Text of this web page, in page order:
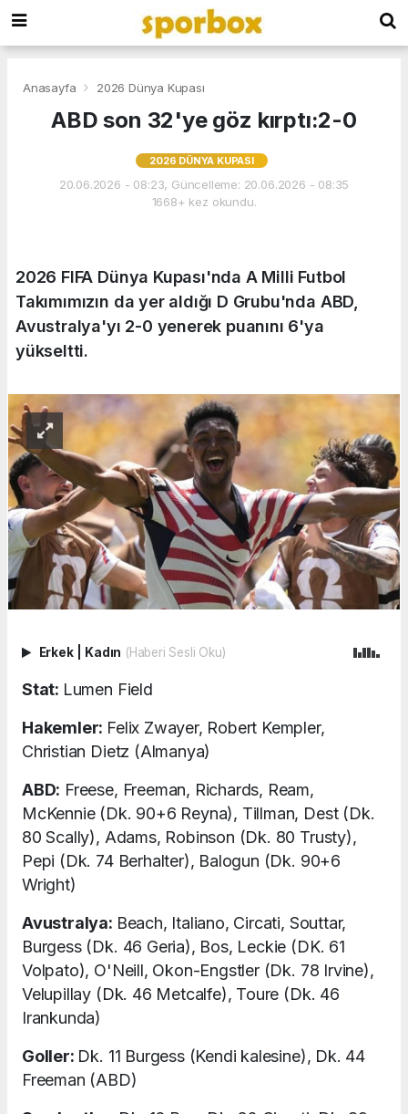
Anasayfa 2026 Dünya Kupası
ABD son 32'ye göz kırptı:2-0
2026 DÜNYA KUPASI
20.06.2026 - 08:23, Güncelleme: 20.06.2026 - 08:35
1668+ kez okundu.
2026 FIFA Dünya Kupası'nda A Milli Futbol
Takımımızın da yer aldığı D Grubu'nda ABD,
Avustralya'yı 2-0 yenerek puanını 6'ya
yükseltti.
Erkek Kadın (Haberi Sesli Oku)
Stat: Lumen Field
Hakemler: Felix Zwayer, Robert Kempler,
Christian Dietz (Almanya)
ABD: Freese, Freeman, Richards, Ream,
McKennie (Dk. 90+6 Reyna), Tillman, Dest (Dk.
80 Scally), Adams, Robinson (Dk. 80 Trusty),
Pepi (Dk. 74 Berhalter), Balogun (Dk. 90+6
Wright)
Avustralya: Beach, Italiano, Circati, Souttar,
Burgess (Dk. 46 Geria), Bos, Leckie (DK. 61
Volpato), O'Neill, Okon-Engstler (Dk. 78 Irvine),
Velupillay (Dk. 46 Metcalfe), Toure (Dk. 46
Irankunda)
Goller: Dk. 11 Burgess (Kendi kalesine), Dk. 44
Freeman (ABD)